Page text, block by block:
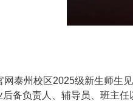
泰州校区2025级新生师生
备负责人、辅导员、班主